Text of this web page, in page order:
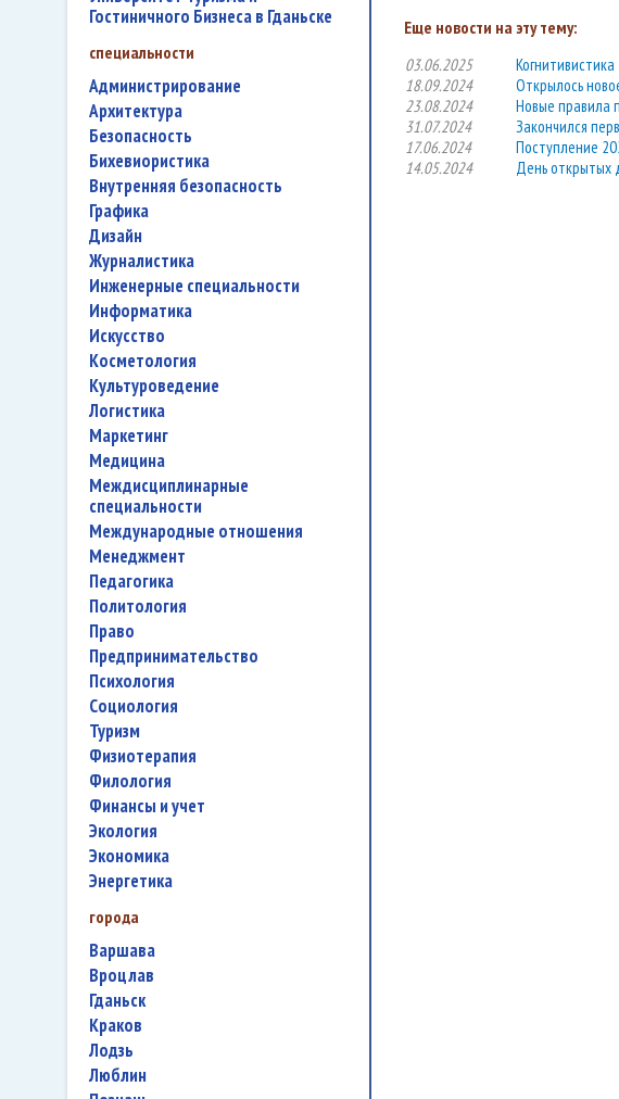
Гостиничного Бизнеса в Гданьске
специальности
администрирование
архитектура
безопасность
бихевиористика
внутренняя безопасность
графика
дизайн
журналистика
инженерные специальности
информатика
искусство
косметология
культуроведение
логистика
маркетинг
медицина
междисциплинарные
специальности
международные отношения
менеджмент
педагогика
политология
право
предпринимательство
психология
социология
туризм
физиотерапия
филология
финансы и учет
экология
экономика
энергетика
города
Варшава
Вроцлав
Гданьск
Краков
Лодзь
Люблин
Еще новости на эту тему:
03.06.2025
18.09.2024
Открылось
23.08.2024
Новые правила
31.07.2024
Закончился
17.06.2024
Поступление
14.05.2024
День открытых